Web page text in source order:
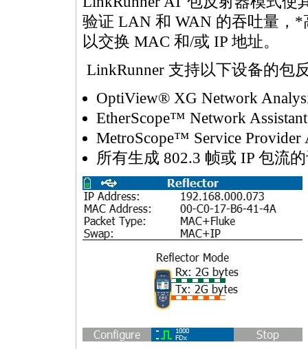
验证 LAN 和 WAN 的吞吐量， *
以交换 MAC 和/或 IP 地址。
LinkRunner 支持以下设备的包
OptiView® XG Network
EtherScope™ Network Assistant
MetroScope™ Service Provider
所有生成 802.3 帧或 IP 包流